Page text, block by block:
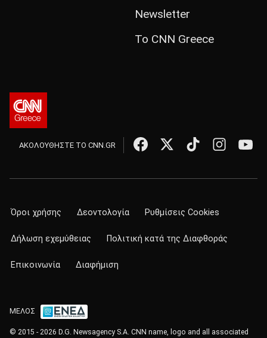
Newsletter
Το CNN Greece
ΑΚΟΛΟΥΘΗΣΤΕ ΤΟ CNN.GR
Όροι χρήσης Δεοντολογία Ρυθμίσεις Cookies
Δήλωση εχεμύθειας Πολιτική κατά της Διαφθοράς
Επικοινωνία Διαφήμιση
ΜΕΛΟΣ
© 2015 - 2026 D.G. Newsagency S.A. CNN name, logo and all associated